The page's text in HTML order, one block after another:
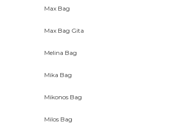
Max Bag
Max Bag Gita
Melina Bag
Mika Bag
Mikonos Bag
Milos Bag